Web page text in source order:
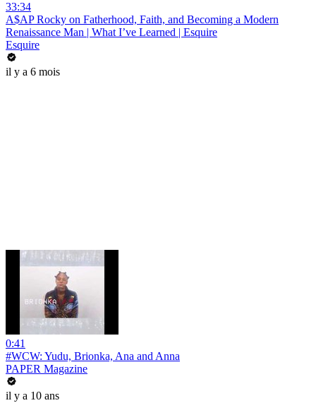
33:34
A$AP Rocky on Fatherhood, Faith, and Becoming a Modern
Renaissance Man | What I’ve Learned | Esquire
Esquire
il y a 6 mois
0:41
#WCW: Yudu, Brionka, Ana and Anna
PAPER Magazine
il y a 10 ans